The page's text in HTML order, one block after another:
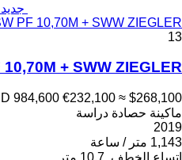
PF 10,70M + SWW ZIEGLER
13
+ SWW ZIEGLER
984,600 €232,100 ≈ $268,100
ماكينة حصادة دراسة
2019
1,143 متر / ساعة